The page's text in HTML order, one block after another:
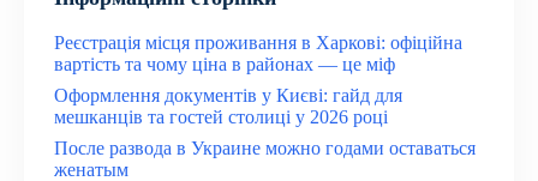
Реєстрація місця проживання в Харкові: офіційна
вартість та чому ціна в районах — це міф
Оформлення документів у Києві: гайд для
мешканців та гостей столиці у 2026 році
После развода в Украине можно годами оставаться
женатым